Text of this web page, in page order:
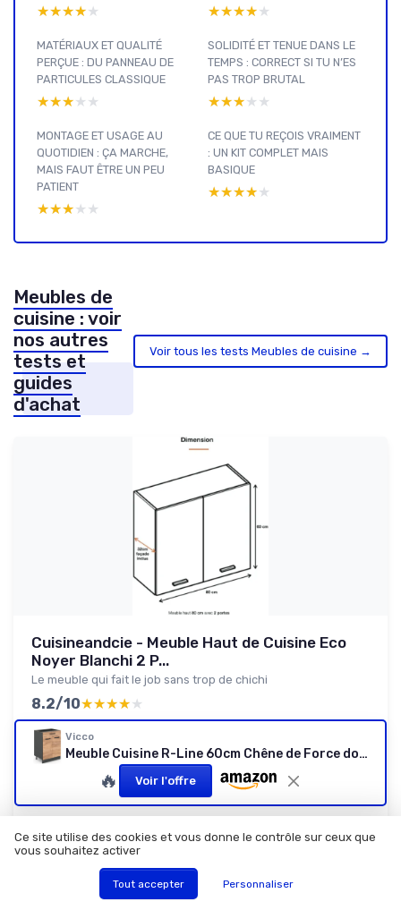
★★★★★
★★★★★ ★★★★★
★★★★★
MATÉRIAUX ET QUALITÉ
PERÇUE : DU PANNEAU DE
PARTICULES CLASSIQUE
★★★★★
★★★★★
SOLIDITÉ ET TENUE DANS LE
TEMPS : CORRECT SI TU N’ES
PAS TROP BRUTAL
★★★★★
★★★★★
MONTAGE ET USAGE AU
QUOTIDIEN : ÇA MARCHE,
MAIS FAUT ÊTRE UN PEU
PATIENT
★★★★★
★★★★★
CE QUE TU REÇOIS VRAIMENT
: UN KIT COMPLET MAIS
BASIQUE
★★★★★
★★★★★
Meubles de
cuisine : voir
nos autres
tests et
guides
d'achat
Voir tous les tests Meubles de cuisine →
Cuisineandcie - Meuble Haut de Cuisine Eco
Noyer Blanchi 2 P...
Le meuble qui fait le job sans trop de chichi
8.2/10★★★★★
★★★★★
Rapport qualité-prix
Design
★★★★★
★★★★★
Lire le test produit complet
Vicco
Meuble Cuisine R-Line 60cm Chêne de Force doré
🔥 Voir l'offre
Ce site utilise des cookies et vous donne le contrôle sur ceux que
vous souhaitez activer
Tout accepter Personnaliser